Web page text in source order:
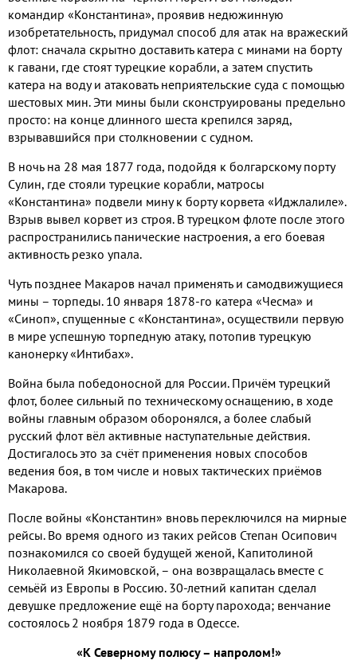
командир «Константина», проявив недюжинную
изобретательность, придумал способ для атак на вражеский
флот: сначала скрытно доставить катера с минами на борту
к гавани, где стоят турецкие корабли, а затем спустить
катера на воду и атаковать неприятельские суда с помощью
шестовых мин. Эти мины были сконструированы предельно
просто: на конце длинного шеста крепился заряд,
взрывавшийся при столкновении с судном.
В ночь на 28 мая 1877 года, подойдя к болгарскому порту
Сулин, где стояли турецкие корабли, матросы
«Константина» подвели мину к борту корвета «Иджлалиле».
Взрыв вывел корвет из строя. В турецком флоте после этого
распространились панические настроения, а его боевая
активность резко упала.
Чуть позднее Макаров начал применять и самодвижущиеся
мины – торпеды. 10 января 1878-го катера «Чесма» и
«Синоп», спущенные с «Константина», осуществили первую
в мире успешную торпедную атаку, потопив турецкую
канонерку «Интибах».
Война была победоносной для России. Причём турецкий
флот, более сильный по техническому оснащению, в ходе
войны главным образом оборонялся, а более слабый
русский флот вёл активные наступательные действия.
Достигалось это за счёт применения новых способов
ведения боя, в том числе и новых тактических приёмов
Макарова.
После войны «Константин» вновь переключился на мирные
рейсы. Во время одного из таких рейсов Степан Осипович
познакомился со своей будущей женой, Капитолиной
Николаевной Якимовской, – она возвращалась вместе с
семьёй из Европы в Россию. 30-летний капитан сделал
девушке предложение ещё на борту парохода; венчание
состоялось 2 ноября 1879 года в Одессе.
«К Северному полюсу – напролом!»